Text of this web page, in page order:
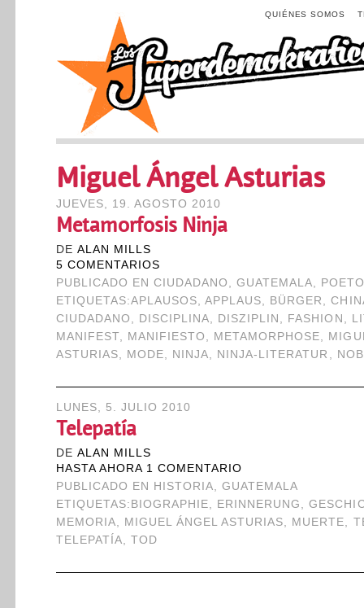
QUIÉNES SOMOS
Miguel Ángel Asturias
JUEVES, 19. AGOSTO 2010
Metamorfosis Ninja
DE ALAN MILLS
5 COMENTARIOS
PUBLICADO EN CIUDADANO ,GUATEMALA,
ETIQUETAS:APLAUSOS,APPLAUS, BÜRGER ,
CIUDADANO , DISCIPLINA, DISZIPLIN , FASHION ,
MANIFEST, MANIFIESTO , METAMORPHOSE,
ASTURIAS, MODE, NINJA, NINJA-LITERATUR ,
LUNES, 5. JULIO 2010
Telepatía
DE ALAN MILLS
HASTA AHORA 1 COMENTARIO
PUBLICADO EN
HISTORIA,GUATEMALA
ETIQUETAS: BIOGRAPHIE, ERINNERUNG ,
MEMORIA, MIGUEL ÁNGEL ASTURIAS, MUERTE,
TELEPATÍA, TOD